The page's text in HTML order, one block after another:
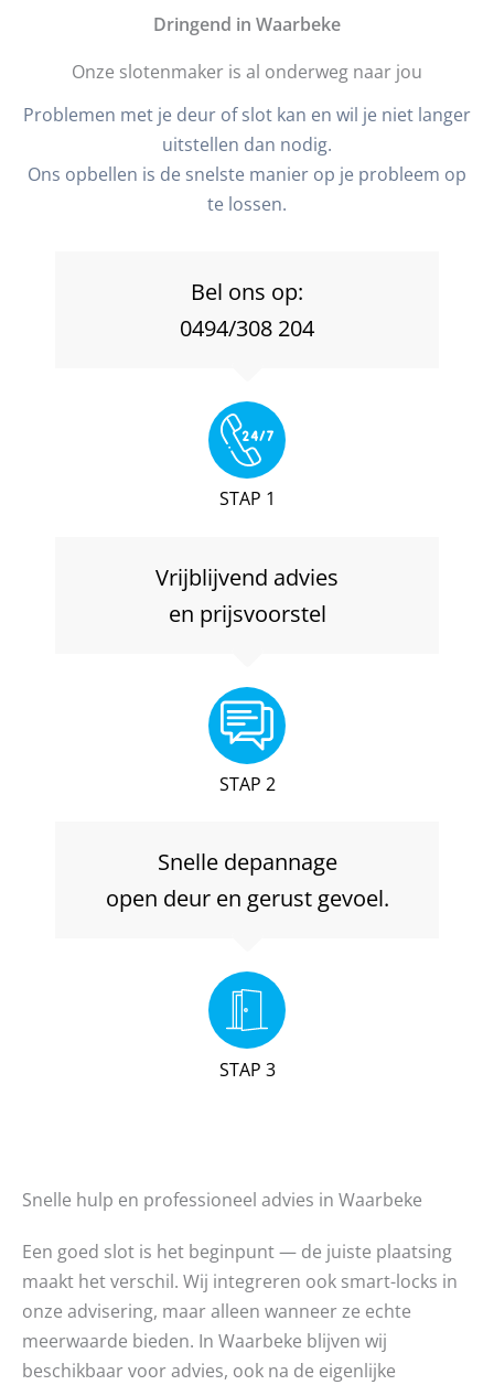
Dringend in Waarbeke
Onze slotenmaker is al onderweg naar jou
Problemen met je deur of slot kan en wil je niet langer
uitstellen dan nodig.
Ons opbellen is de snelste manier op je probleem op
te lossen.
Bel ons op:
0494/308 204
STAP 1
Vrijblijvend advies
en prijsvoorstel
STAP 2
Snelle depannage
open deur en gerust gevoel.
STAP 3
Snelle hulp en professioneel advies in Waarbeke
Een goed slot is het beginpunt — de juiste plaatsing
maakt het verschil. Wij integreren ook smart-locks in
onze advisering, maar alleen wanneer ze echte
meerwaarde bieden. In Waarbeke blijven wij
beschikbaar voor advies, ook na de eigenlijke